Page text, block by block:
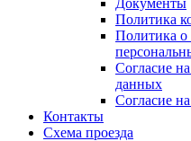
Документы
Политика
Политика о
Согласие
данных
Согласие
Контакты
Схема проезда